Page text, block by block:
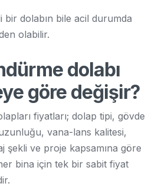
bir dolabın bile acil durumda
olabilir.
dolabı
göre değişir?
fiyatları; dolap tipi, gövde
vana-lans kalitesi,
şekli ve proje kapsamına göre
bina için tek bir sabit fiyat